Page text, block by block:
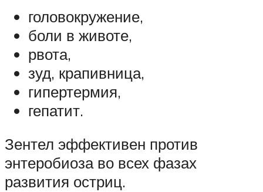
головокружение,
боли в животе,
рвота,
зуд, крапивница,
гипертермия,
гепатит.
Зентел эффективен против
энтеробиоза во всех фазах
развития остриц.